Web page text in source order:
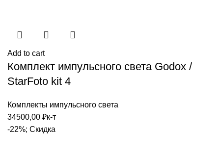
Add to cart
Комплект импульсного света Godox /
StarFoto kit 4
Комплекты импульсного света
34500,00 ₽к-т
-22%; Скидка